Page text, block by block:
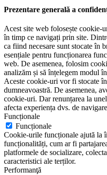
Prezentare generală a
Acest site web folosește cookie-
în timp ce navigați prin site.
ca fiind necesare sunt stocate în
esențiale pentru funcționarea
web. De asemenea, folosim
analizăm și să înțelegem modul
Aceste cookie-uri vor fi stocate
dumneavoastră. De asemenea,
cookie-uri. Dar renunțarea la
afecta experiența dvs. de
Funcționale
Funcționale
Cookie-urile funcționale ajută la
funcționalități, cum ar fi
platformele de socializare,
caracteristici ale terților.
Performanţă